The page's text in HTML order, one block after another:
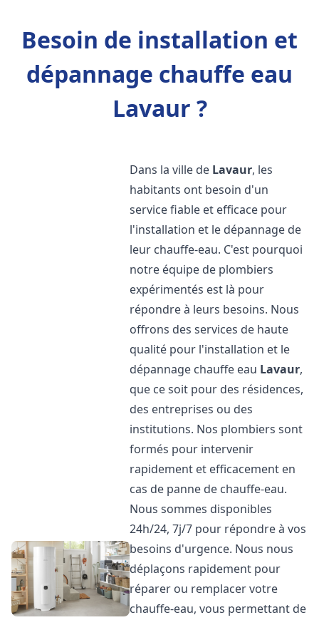
Besoin de installation et
dépannage chauffe eau
Lavaur ?
Dans la ville de Lavaur, les
habitants ont besoin d'un
service fiable et efficace pour
l'installation et le dépannage de
leur chauffe-eau. C'est pourquoi
notre équipe de plombiers
expérimentés est là pour
répondre à leurs besoins. Nous
offrons des services de haute
qualité pour l'installation et le
dépannage chauffe eau Lavaur,
que ce soit pour des résidences,
des entreprises ou des
institutions. Nos plombiers sont
formés pour intervenir
rapidement et efficacement en
cas de panne de chauffe-eau.
Nous sommes disponibles
24h/24, 7j/7 pour répondre à vos
besoins d'urgence. Nous nous
déplaçons rapidement pour
réparer ou remplacer votre
chauffe-eau, vous permettant de